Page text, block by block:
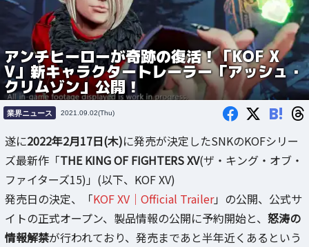
アンチヒーローが奇跡の復活！「KOF X
V」新キャラクタートレーラー「アッシュ・
クリムゾン」公開！
業界ニュース 2021.09.02(Thu) B!
遂に2022年2月17日(木)に発売が決定したSNKのKOFシリー
ズ最新作「THE KING OF FIGHTERS XV(ザ・キング・オブ・
ファイターズ15)」(以下、KOF XV)
発売日の決定、「KOF XV｜Official Trailer」の公開、公式サ
イトの正式オープン、製品情報の公開に予約開始と、 怒涛の
情報解禁が行われており、発売まであと半年近くあるという